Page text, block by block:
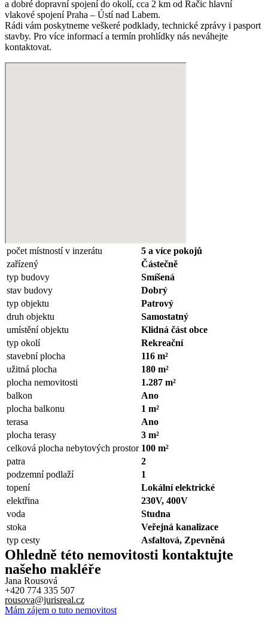
a dobré dopravní spojení do okolí, cca 2 km od Račic hlavní
vlakové spojení Praha – Ústí nad Labem.
Rádi vám poskytneme veškeré podklady, technické zprávy i pasport
stavby. Pro více informací a termín prohlídky nás neváhejte
kontaktovat.
počet místností v inzerátu
5 a více pokojů
zařízený
Částečně
typ budovy
Smíšená
stav budovy
Dobrý
typ objektu
Patrový
druh objektu
Samostatný
umístění objektu
Klidná část obce
typ okolí
Rekreační
stavební plocha
116 m²
užitná plocha
180 m²
plocha nemovitosti
1.287 m²
balkon
Ano
plocha balkonu
1 m²
terasa
Ano
plocha terasy
3 m²
celková plocha nebytových prostor 100 m²
patra
2
podzemní podlaží
1
topení
Lokální elektrické
elektřina
230V, 400V
voda
Studna
stoka
Veřejná kanalizace
typ cesty
Asfaltová, Zpevněná
Ohledně této nemovitosti kontaktujte
našeho makléře
Jana Rousová
+420 774 335 507
rousova@jurisreal.cz
Mám zájem o tuto nemovitost